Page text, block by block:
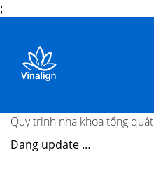
;
content
Quy trình nha khoa tổng quát
Đang update …